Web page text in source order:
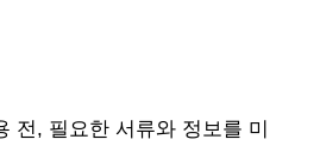
전, 필요한 서류와 정보를 미